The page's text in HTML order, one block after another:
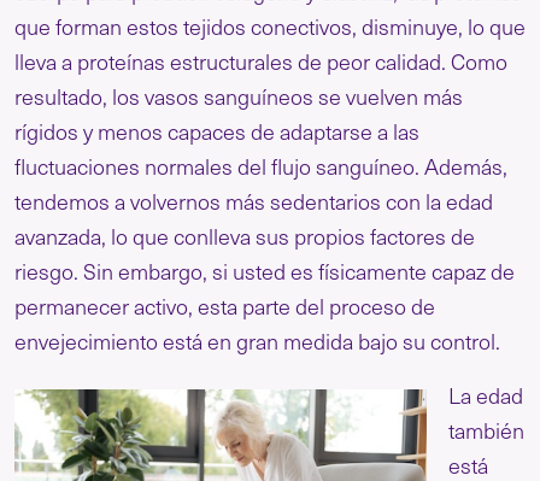
que forman estos tejidos conectivos, disminuye, lo que
lleva a proteínas estructurales de peor calidad. Como
resultado, los vasos sanguíneos se vuelven más
rígidos y menos capaces de adaptarse a las
fluctuaciones normales del flujo sanguíneo. Además,
tendemos a volvernos más sedentarios con la edad
avanzada, lo que conlleva sus propios factores de
riesgo. Sin embargo, si usted es físicamente capaz de
permanecer activo, esta parte del proceso de
envejecimiento está en gran medida bajo su control.
La edad
también
está